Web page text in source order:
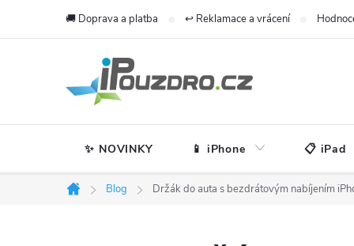
🚚 Doprava a platba ↩️ Reklamace a vrácení
✨ NOVINKY 📱 iPhone 📋 iPad
Domů
Blog Držák do auta s bezdrátovým nabíjením